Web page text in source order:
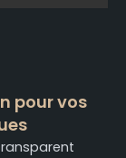
pour vos